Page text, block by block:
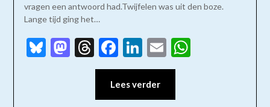
vragen een antwoord had.Twijfelen was uit den boze.
Lange tijd ging het…
Bluesky
Mastodon
Threads
Facebook
LinkedIn
Email
Lees verder